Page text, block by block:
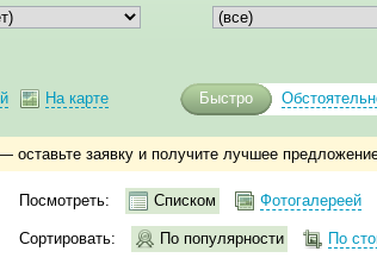
На карте Быстро
оставьте заявку и получите лучшее
Посмотреть: Списком Фотогалереей
Сортировать: По популярности По